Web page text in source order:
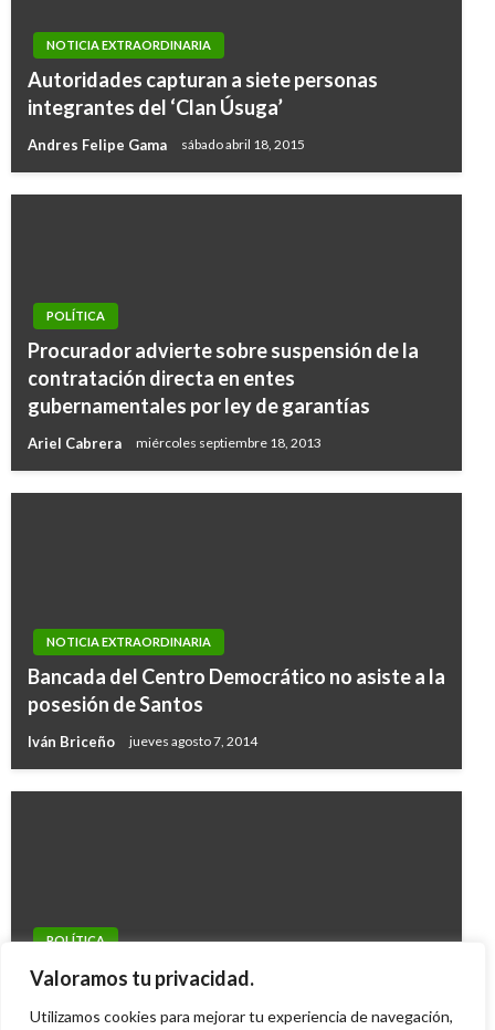
Valoramos tu privacidad.
Utilizamos cookies para mejorar tu experiencia de navegación,
NOTICIA EXTRAORDINARIA
Autoridades capturan a siete personas
integrantes del ‘Clan Úsuga’
Andres Felipe Gama sábado abril 18, 2015
POLÍTICA
Procurador advierte sobre suspensión de la
contratación directa en entes
gubernamentales por ley de garantías
Ariel Cabrera miércoles septiembre 18, 2013
NOTICIA EXTRAORDINARIA
Bancada del Centro Democrático no asiste a la
posesión de Santos
Iván Briceño jueves agosto 7, 2014
POLÍTICA
Desde el Senado anuncian retomar proyecto